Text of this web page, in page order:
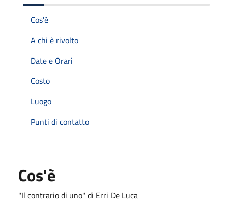
Cos'è
A chi è rivolto
Date e Orari
Costo
Luogo
Punti di contatto
Cos'è
"Il contrario di uno" di Erri De Luca